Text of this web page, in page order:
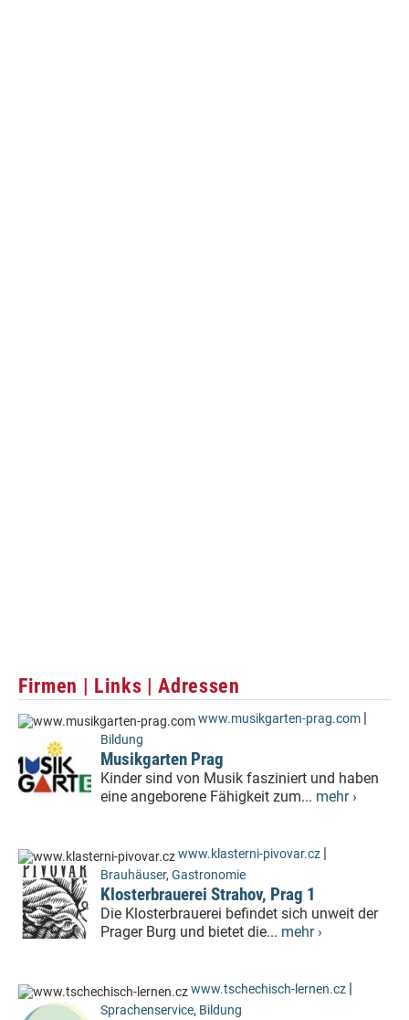
Firmen | Links | Adressen
www.musikgarten-prag.com |
Bildung
Musikgarten Prag
Kinder sind von Musik fasziniert und haben
eine angeborene Fähigkeit zum... mehr ›
www.klasterni-pivovar.cz |
Brauhäuser, Gastronomie
Klosterbrauerei Strahov, Prag 1
Die Klosterbrauerei befindet sich unweit der
Prager Burg und bietet die... mehr ›
www.tschechisch-lernen.cz |
Sprachenservice, Bildung